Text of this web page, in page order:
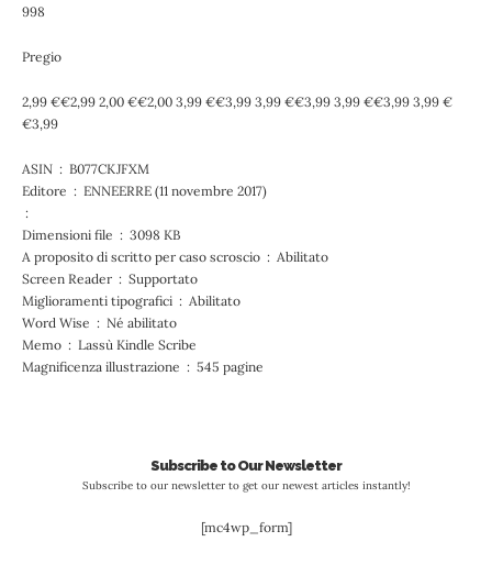
998
Pregio
2,99 €€2,99 2,00 €€2,00 3,99 €€3,99 3,99 €€3,99 3,99 €€3,99 3,99 €
€3,99
ASIN ‏ : ‎ B077CKJFXM
Editore ‏ : ‎ ENNEERRE (11 novembre 2017)
‏ : ‎
Dimensioni file ‏ : ‎ 3098 KB
A proposito di scritto per caso scroscio ‏ : ‎ Abilitato
Screen Reader ‏ : ‎ Supportato
Miglioramenti tipografici ‏ : ‎ Abilitato
Word Wise ‏ : ‎ Né abilitato
Memo ‏ : ‎ Lassù Kindle Scribe
Magnificenza illustrazione ‏ : ‎ 545 pagine
Subscribe to Our Newsletter
Subscribe to our newsletter to get our newest articles instantly!
[mc4wp_form]